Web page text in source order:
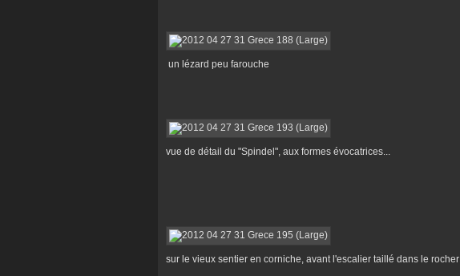
un lézard peu farouche
vue de détail du "Spindel", aux formes évocatrices...
sur le vieux sentier en corniche, avant l'escalier taillé dans le rocher